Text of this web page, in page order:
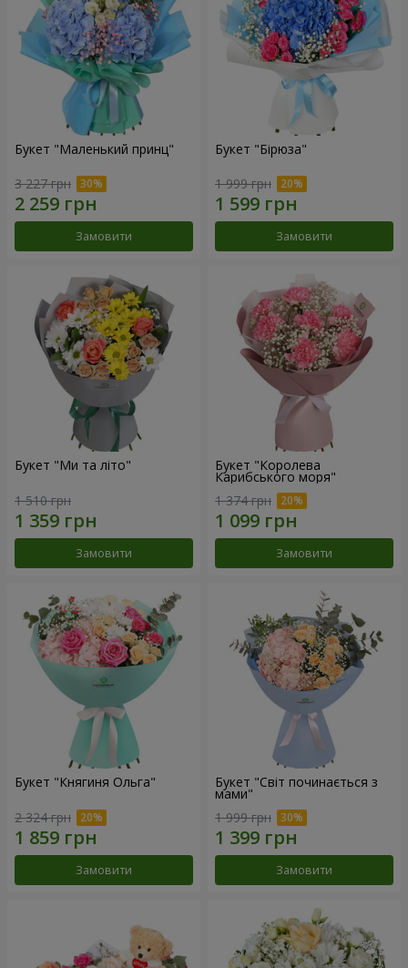
Букет "Маленький принц"
3 227 грн
Замовити
Букет "Бірюза"
1 999 грн
Замовити
Букет "Ми та літо"
1 510 грн
Замовити
Букет "Королева
Карибського моря"
1 374 грн
Замовити
Букет "Княгиня Ольга"
2 324 грн
Замовити
Букет "Світ починається з
мами"
1 999 грн
Замовити